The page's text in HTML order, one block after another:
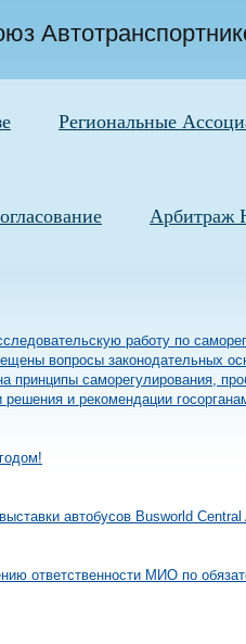
Региональные
Арбитраж
работу по
вопросы законодательных
принципы саморегулирования,
и рекомендации
автобусов Busworld
ответственности МИО по